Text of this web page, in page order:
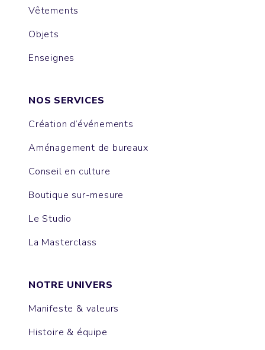
Vêtements
Objets
Enseignes
NOS SERVICES
Création d’événements
Aménagement de bureaux
Conseil en culture
Boutique sur-mesure
Le Studio
La Masterclass
NOTRE UNIVERS
Manifeste & valeurs
Histoire & équipe